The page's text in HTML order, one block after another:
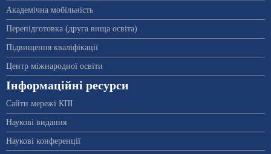
Академічна мобільність
Перепідготовка (друга вища освіта)
Підвищення кваліфікації
Центр міжнародної освіти
Інформаційні ресурси
Сайти мережі КПІ
Наукові видання
Наукові конференції